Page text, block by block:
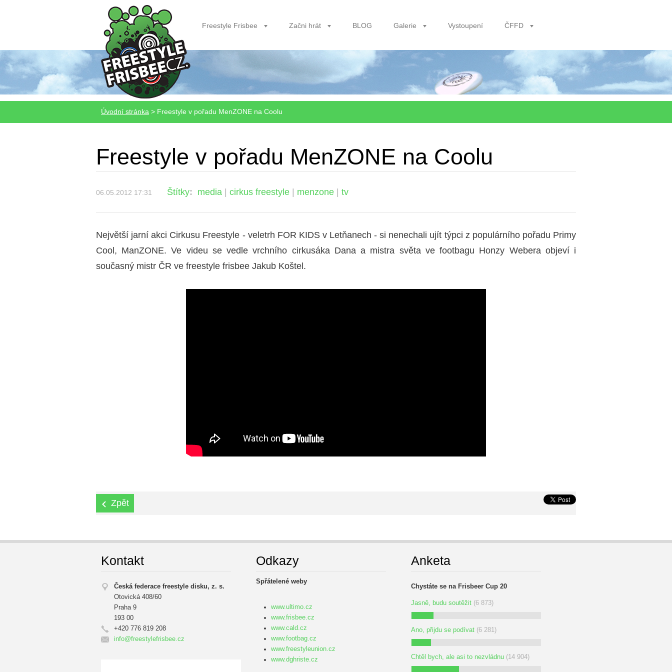
Freestyle Frisbee Začni hrát BLOG Galerie Vystoupení ČFFD
Úvodní stránka > Freestyle v pořadu MenZONE na Coolu
Freestyle v pořadu MenZONE na Coolu
06.05.2012 17:31 Štítky: media cirkus freestyle menzone tv
Největší jarní akci Cirkusu Freestyle - veletrh FOR KIDS v Letňanech - si nenechali ujít týpci z populárního pořadu Primy
Cool, ManZONE. Ve videu se vedle vrchního cirkusáka Dana a mistra světa ve footbagu Honzy Webera objeví i
současný mistr ČR ve freestyle frisbee Jakub Koštel.
Zpět
Kontakt
Česká federace freestyle disku, z. s.
Otovická 408/60
Praha 9
193 00
+420 776 819 208
info@freestylefrisbee.cz
Odkazy
Spřátelené weby
www.ultimo.cz
www.frisbee.cz
www.cald.cz
www.footbag.cz
www.freestyleunion.cz
www.dghriste.cz
Anketa
Chystáte se na Frisbeer Cup 20
Jasně, budu soutěžit (6 873)
Ano, přijdu se podívat (6 281)
Chtěl bych, ale asi to nezvládnu (14 904)